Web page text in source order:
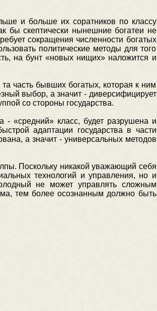
и больше их соратников по классу
бы скептически нынешние богатеи не
сокращения численности богатых
политические методы для того
на бунт «новых нищих» наложится и
часть бывших богатых, которая к ним
выбор, а значит - диверсифицирует
со стороны государства.
- «средний» класс, будет разрушена и
адаптации государства в части
а значит - универсальных методов
Поскольку никакой уважающий себя
технологий и управления, но и
не может управлять сложным
тем более осознанным должно быть